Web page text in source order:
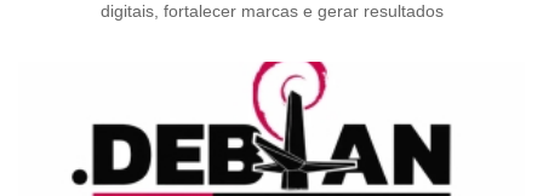
digitais, fortalecer marcas e gerar resultados